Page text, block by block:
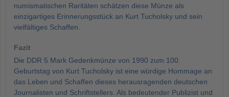
numismatischen Raritäten schätzen diese Münze als
einzigartiges Erinnerungsstück an Kurt Tucholsky und sein
vielfältiges Schaffen.
Fazit
Die DDR 5 Mark Gedenkmünze von 1990 zum 100.
Geburtstag von Kurt Tucholsky ist eine würdige Hommage an
das Leben und Schaffen dieses herausragenden deutschen
Journalisten und Schriftstellers. Als bedeutender Publizist und